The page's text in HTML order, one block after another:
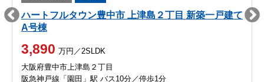
ハートフルタウン豊中市 上津島２丁目 新築一戸建て
A号棟
3,890 万円／2SLDK
大阪府豊中市上津島２丁目
阪急神戸線「園田」駅 バス10分／停歩1分